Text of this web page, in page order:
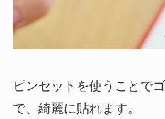
ピンセットを使うことで
で、綺麗に貼れます。